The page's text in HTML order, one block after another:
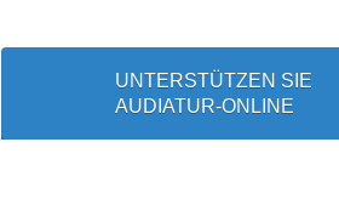
UNTERSTÜTZEN SIE
AUDIATUR-ONLINE